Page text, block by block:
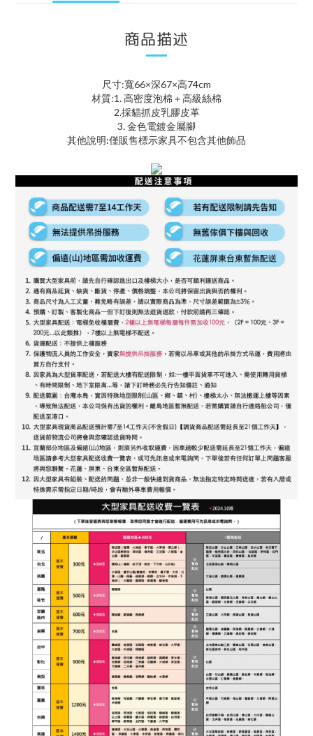
商品描述
尺寸:寬66×深67×高74cm
材質:1. 高密度泡棉＋高級絲棉
2.採貓抓皮乳膠皮革
3. 金色電鍍金屬腳
其他說明:僅販售標示家具不包含其他飾品